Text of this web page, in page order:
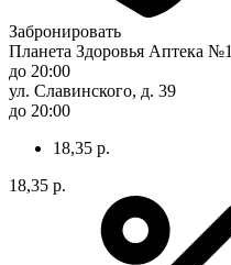
Забронировать
Планета Здоровья Аптека №1
до 20:00
ул. Славинского, д. 39
до 20:00
18,35 р.
18,35 р.